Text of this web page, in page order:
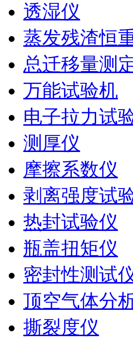
透湿仪
蒸发残渣恒
总迁移量测
万能试验机
电子拉力试
测厚仪
摩擦系数仪
剥离强度试
热封试验仪
瓶盖扭矩仪
密封性测试
顶空气体分
撕裂度仪